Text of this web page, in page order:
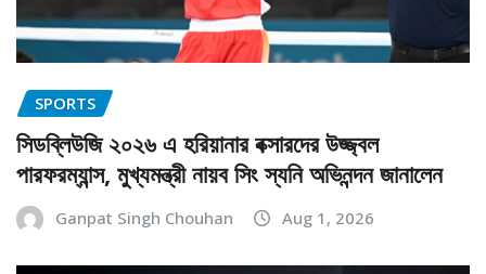
SPORTS
সিডব্লিউজি ২০২৬ এ হরিয়ানার বক্সারদের উজ্জ্বল
পারফরম্যান্স, মুখ্যমন্ত্রী নায়ব সিং স্যনি অভিনন্দন জানালেন
Ganpat Singh Chouhan Aug 1, 2026